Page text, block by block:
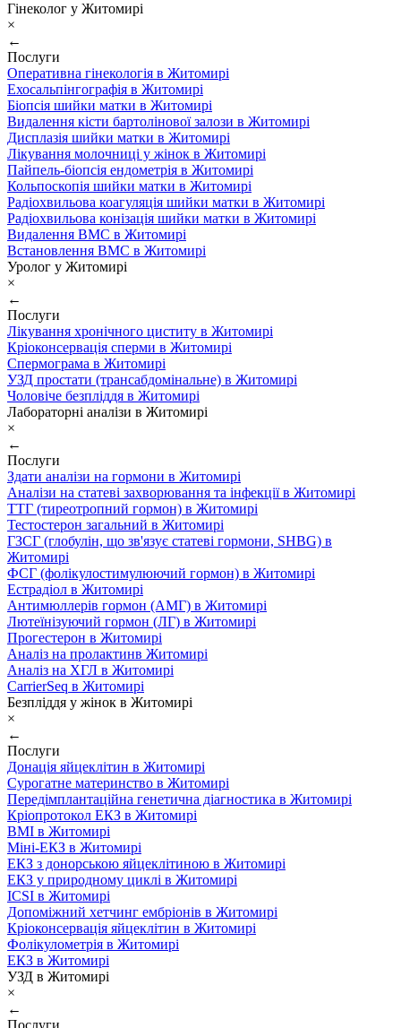
Гінеколог у Житомирі
×
←
Послуги
Оперативна гінекологія в Житомирі
Ехосальпінгографія в Житомирі
Біопсія шийки матки в Житомирі
Видалення кісти бартолінової залози в Житомирі
Дисплазія шийки матки в Житомирі
Лікування молочниці у жінок в Житомирі
Пайпель-біопсія ендометрія в Житомирі
Кольпоскопія шийки матки в Житомирі
Радіохвильова коагуляція шийки матки в Житомирі
Радіохвильова конізація шийки матки в Житомирі
Видалення ВМС в Житомирі
Встановлення ВМС в Житомирі
Уролог у Житомирі
×
←
Послуги
Лікування хронічного циститу в Житомирі
Кріоконсервація сперми в Житомирі
Спермограма в Житомирі
УЗД простати (трансабдомінальне) в Житомирі
Чоловіче безпліддя в Житомирі
Лабораторні аналізи в Житомирі
×
←
Послуги
Здати аналізи на гормони в Житомирі
Аналізи на статеві захворювання та інфекції в Житомирі
ТТГ (тиреотропний гормон) в Житомирі
Тестостерон загальний в Житомирі
ГЗСГ (глобулін, що зв'язує статеві гормони, SHBG) в
Житомирі
ФСГ (фолікулостимулюючий гормон) в Житомирі
Естрадіол в Житомирі
Антимюллерів гормон (АМГ) в Житомирі
Лютеїнізуючий гормон (ЛГ) в Житомирі
Прогестерон в Житомирі
Аналіз на пролактинв Житомирі
Аналіз на ХГЛ в Житомирі
CarrierSeq в Житомирі
Безпліддя у жінок в Житомирі
×
←
Послуги
Донація яйцеклітин в Житомирі
Сурогатне материнство в Житомирі
Передімплантаційна генетична діагностика в Житомирі
Кріопротокол ЕКЗ в Житомирі
ВМІ в Житомирі
Міні-ЕКЗ в Житомирі
ЕКЗ з донорською яйцеклітиною в Житомирі
ЕКЗ у природному циклі в Житомирі
ICSI в Житомирі
Допоміжний хетчинг ембріонів в Житомирі
Кріоконсервація яйцеклітин в Житомирі
Фолікулометрія в Житомирі
ЕКЗ в Житомирі
УЗД в Житомирі
×
←
Послуги